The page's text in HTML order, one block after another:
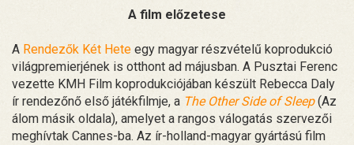
A film előzetese
A Rendezők Két Hete egy magyar részvételű koprodukció
világpremierjének is otthont ad májusban. A Pusztai Ferenc
vezette KMH Film koprodukciójában készült Rebecca Daly
ír rendezőnő első játékfilmje, a The Other Side of Sleep(Az
álom másik oldala), amelyet a rangos válogatás szervezői
meghívtak Cannes-ba. Az ír-holland-magyar gyártású film